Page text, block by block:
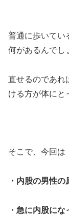
普通に歩いてい
何があるんでし
直せるのであれ
ける方が体にと
そこで、今回は
・内股の男性
・急に内股に